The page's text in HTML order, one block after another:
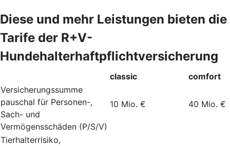
Diese und mehr Leistungen bieten die
Tarife der R+V-
Hundehalterhaftpflichtversicherung
classic
comfort
Versicherungssumme
pauschal für Personen-,
Sach- und
Vermögensschäden (P/S/V)
10 Mio. € 40 Mio. €
Tierhalterrisiko,